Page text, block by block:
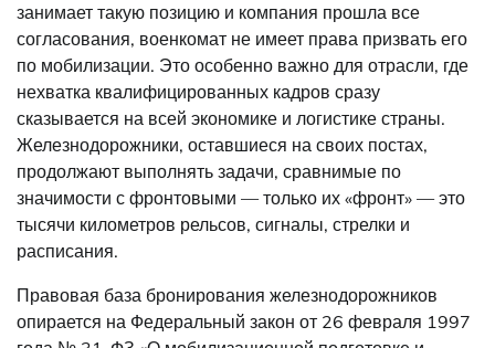
занимает такую позицию и компания прошла все
согласования, военкомат не имеет права призвать его
по мобилизации. Это особенно важно для отрасли, где
нехватка квалифицированных кадров сразу
сказывается на всей экономике и логистике страны.
Железнодорожники, оставшиеся на своих постах,
продолжают выполнять задачи, сравнимые по
значимости с фронтовыми — только их «фронт» — это
тысячи километров рельсов, сигналы, стрелки и
расписания.
Правовая база бронирования железнодорожников
опирается на Федеральный закон от 26 февраля 1997